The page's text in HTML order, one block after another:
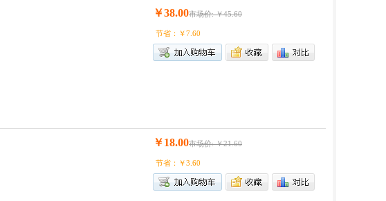
￥38.00市场价: ￥45.60
节省：￥7.60
￥18.00市场价: ￥21.60
节省：￥3.60